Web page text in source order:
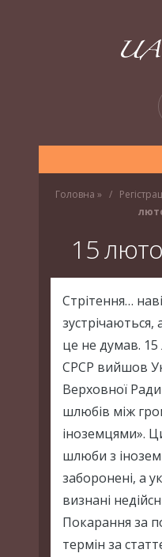
Головна »
15
Стрітення…
це не думав.
СРСР вийшов
Верховної
шлюбів між
іноземцями».
шлюби з
заборонені, а
визнані
Покарання за
термін за